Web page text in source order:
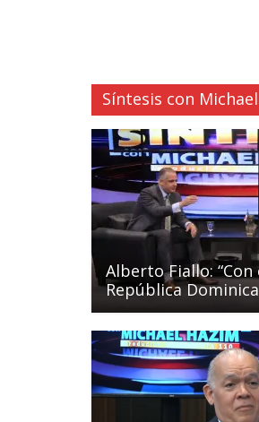
Síntesis con
Alberto Fiallo:
República